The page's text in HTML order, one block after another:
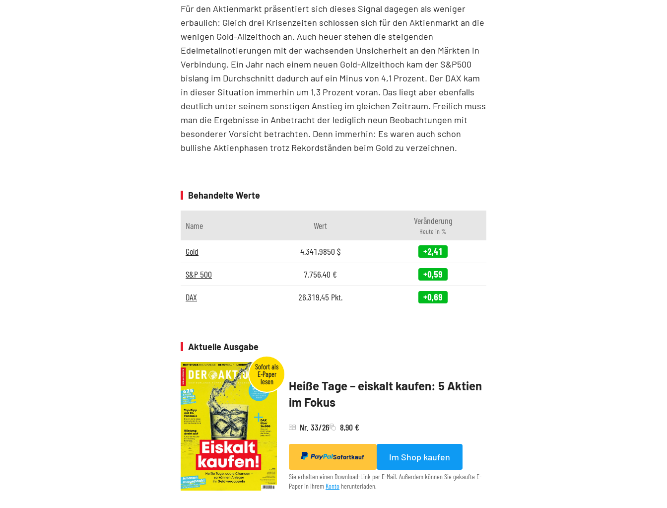
Für den Aktienmarkt präsentiert sich dieses Signal dagegen als weniger
erbaulich: Gleich drei Krisenzeiten schlossen sich für den Aktienmarkt an die
wenigen Gold-Allzeithoch an. Auch heuer stehen die steigenden
Edelmetallnotierungen mit der wachsenden Unsicherheit an den Märkten in
Verbindung. Ein Jahr nach einem neuen Gold-Allzeithoch kam der S&P500
bislang im Durchschnitt dadurch auf ein Minus von 4,1 Prozent. Der DAX kam
in dieser Situation immerhin um 1,3 Prozent voran. Das liegt aber ebenfalls
deutlich unter seinem sonstigen Anstieg im gleichen Zeitraum. Freilich muss
man die Ergebnisse in Anbetracht der lediglich neun Beobachtungen mit
besonderer Vorsicht betrachten. Denn immerhin: Es waren auch schon
bullishe Aktienphasen trotz Rekordständen beim Gold zu verzeichnen.
Behandelte Werte
Name Wert Veränderung
Heute in %
Gold 4.341,9850 $ +2,41
S&P 500 7.756,40 € +0,59
DAX 26.319,45 Pkt. +0,69
Aktuelle Ausgabe
Heiße Tage – eiskalt kaufen: 5 Aktien
im Fokus
Nr. 33/26 8,90 €
Sofortkauf Im Shop kaufen
Sie erhalten einen Download-Link per E-Mail. Außerdem können Sie gekaufte E-
Paper in Ihrem Konto herunterladen.